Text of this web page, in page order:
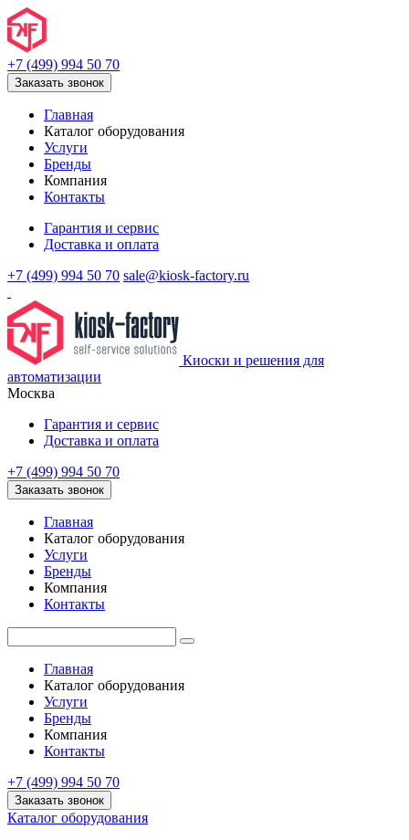
+7 (499) 994 50 70
Заказать звонок
Главная
Каталог оборудования
Услуги
Бренды
Компания
Контакты
Гарантия и сервис
Доставка и оплата
+7 (499) 994 50 70 sale@kiosk-factory.ru
Киоски и решения для
автоматизации
Москва
Гарантия и сервис
Доставка и оплата
+7 (499) 994 50 70
Заказать звонок
Главная
Каталог оборудования
Услуги
Бренды
Компания
Контакты
Главная
Каталог оборудования
Услуги
Бренды
Компания
Контакты
+7 (499) 994 50 70
Заказать звонок
Каталог оборудования